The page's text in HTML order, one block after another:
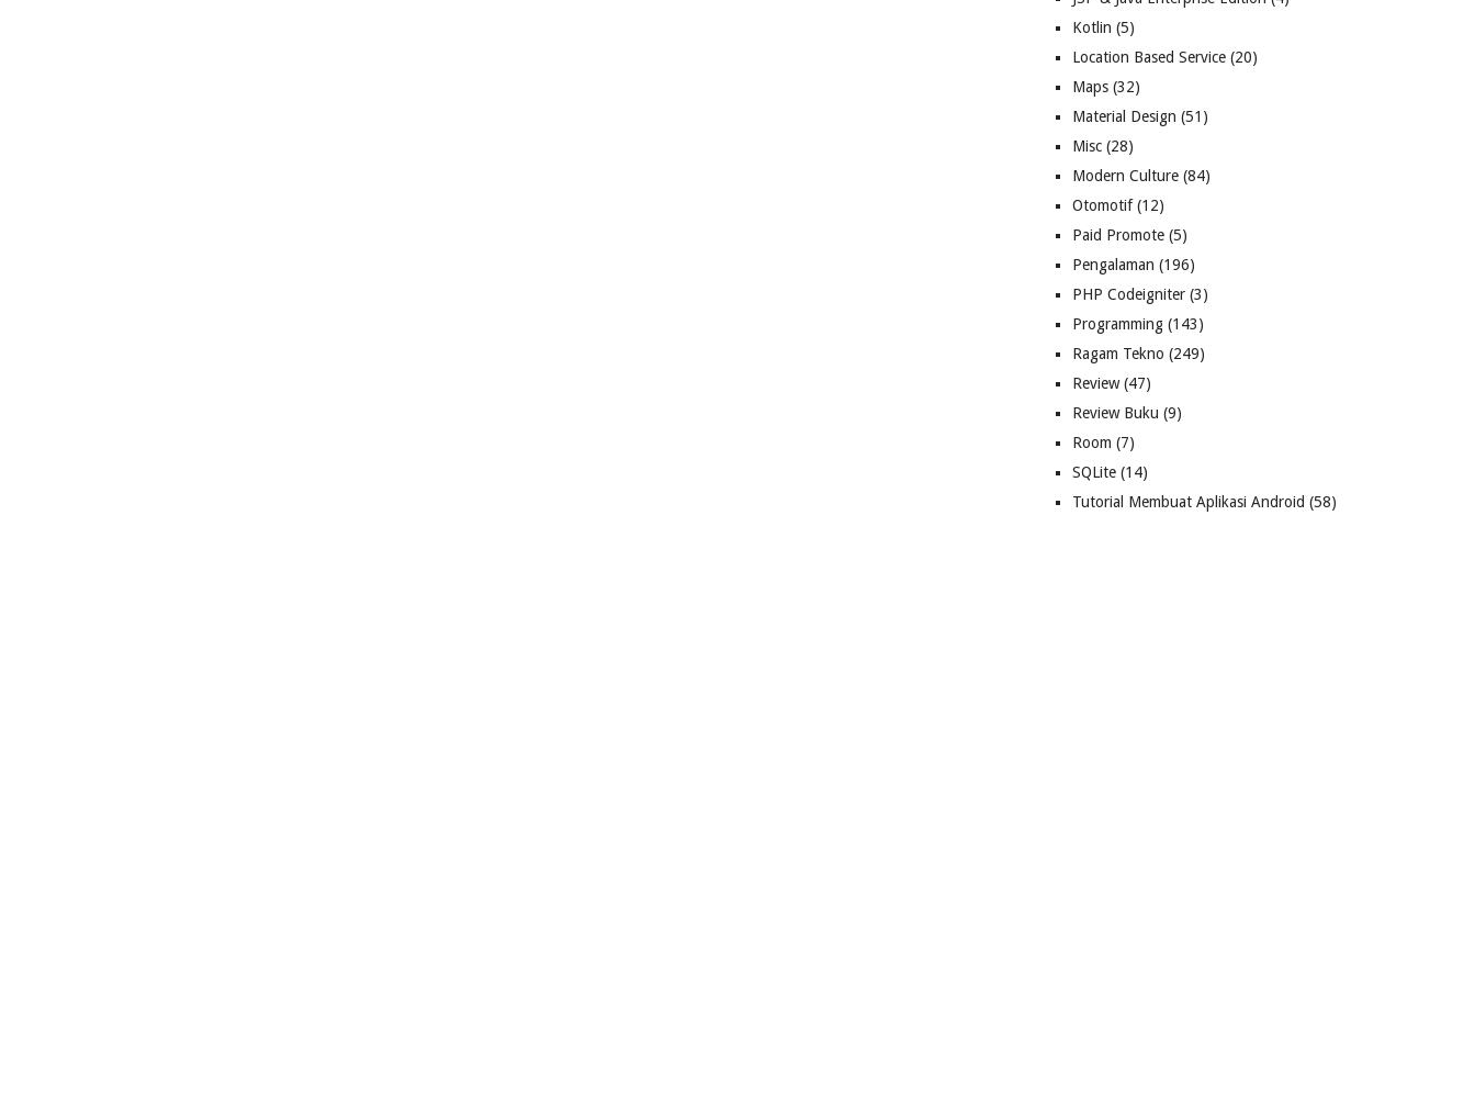
Kotlin (5)
Location Based Service (20)
Maps (32)
Material Design (51)
Misc (28)
Modern Culture (84)
Otomotif(12)
Paid Promote (5)
Pengalaman (196)
PHP Codeigniter (3)
Programming (143)
Ragam Tekno (249)
Review(47)
Review Buku (9)
Room (7)
SQLite (14)
Tutorial Membuat Aplikasi Android (58)